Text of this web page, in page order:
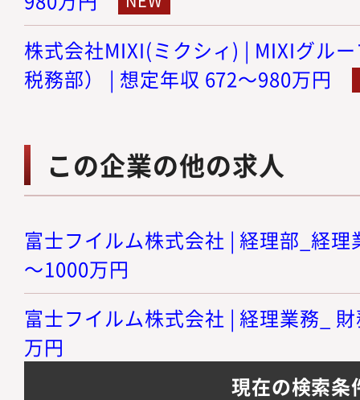
株式会社MIXI(ミクシィ) | MIXIグル
税務部） | 想定年収 672～980万円
この企業の他の求人
富士フイルム株式会社 | 経理部_経
～1000万円
富士フイルム株式会社 | 経理業務_
万円
現在の検索条